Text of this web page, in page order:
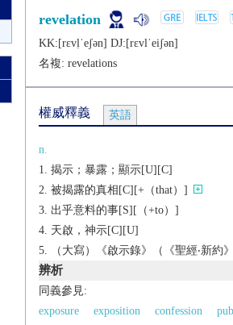
revelation
KK:[rɛvḷˈеʃǝn] DJ:[rɛvlˈеiʃǝn]
名複: revelations
權威釋義 英語
n.
揭示；暴露；顯示[U][C]
被揭露的真相[C][+（that）]
出乎意料的事[S][（+to）]
天啟，神示[C][U]
（大寫）《啟示錄》（《聖經‧新約
辨析
同義參見:
exposure
exposition confession